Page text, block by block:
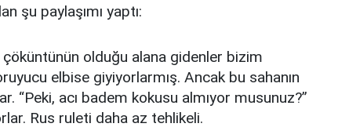
şu paylaşımı yaptı:
olduğu alana gidenler bizim
elbise giyiyorlarmış. Ancak bu sahanın
“Peki, acı badem kokusu almıyor musunuz?”
Rus ruleti daha az tehlikeli.